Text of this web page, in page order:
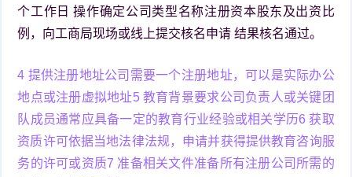
个工作日 操作确定公司类型名称注册资本股东及出资比
例，向工商局现场或线上提交核名申请 结果核名通过。
4 提供注册地址公司需要一个注册地址，可以是实际办公
地点或注册虚拟地址5 教育背景要求公司负责人或关键团
队成员通常应具备一定的教育行业经验或相关学历6 获取
资质许可依据当地法律法规，申请并获得提供教育咨询服
务的许可或资质7 准备相关文件准备所有注册公司所需的